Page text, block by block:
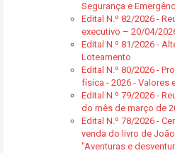
Segurança e
Edital N.º 82/2026 -
executivo – 20/04/
Edital N.º 81/2026 -
Loteamento
Edital N.º 80/2026 -
física - 2026 - Valores
Edital N.º 79/2026 -
do mês de março de
Edital N.º 78/2026 -
venda do livro de
"Aventuras e